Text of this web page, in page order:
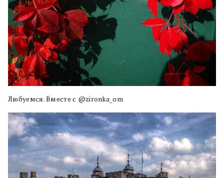
Любуемся. Вместе с @zironka_om